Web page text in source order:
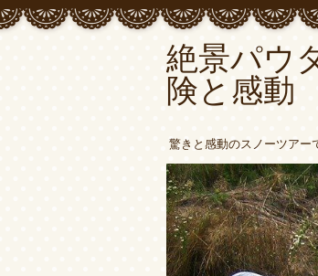
絶景パウ
険と感動
驚きと感動のスノーツアー